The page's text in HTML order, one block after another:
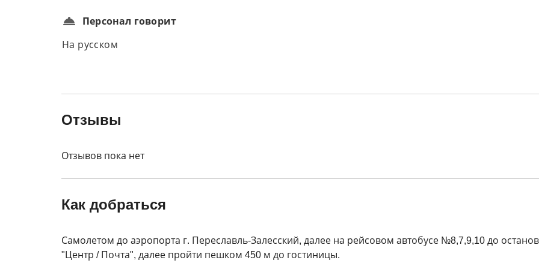
Персонал говорит
На русском
Отзывы
Отзывов пока нет
Как добраться
Самолетом до аэропорта г. Переславль-Залесский, далее на рейсовом автобусе №8,7,9,10 до
"Центр / Почта", далее пройти пешком 450 м до гостиницы.